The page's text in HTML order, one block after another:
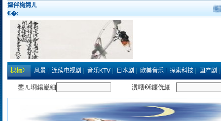
鏂伴椈鍔ㄦ
€�:
缃
棣栭〉 风景 连续电视剧 音乐KTV 日本剧 欧美音乐 探索科技 国产剧
涓撻 鍏ㄩ儴